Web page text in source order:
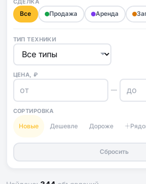
Все Продажа Аренда
ТИП ТЕХНИКИ
ЦЕНА, ₽
—
СОРТИРОВКА
Новые Дешевле Дороже
Сбросить